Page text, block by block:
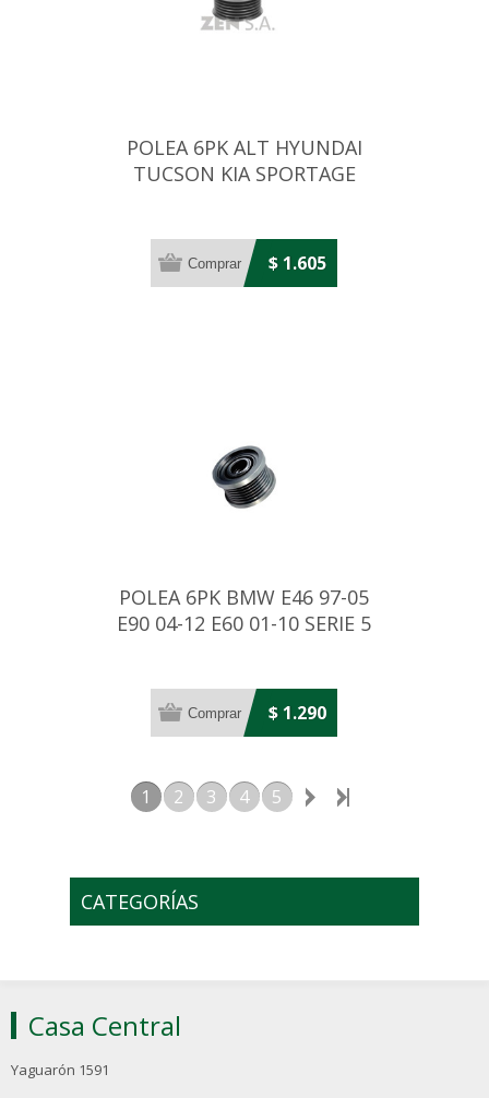
POLEA 6PK ALT HYUNDAI
TUCSON KIA SPORTAGE
$ 1.605
POLEA 6PK BMW E46 97-05
E90 04-12 E60 01-10 SERIE 5
$ 1.290
1 2 3 4 5
CATEGORÍAS
Casa Central
Yaguarón 1591